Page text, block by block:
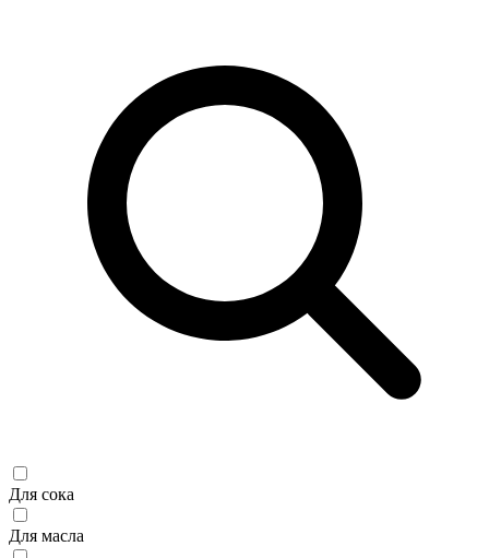
Для сока
Для масла